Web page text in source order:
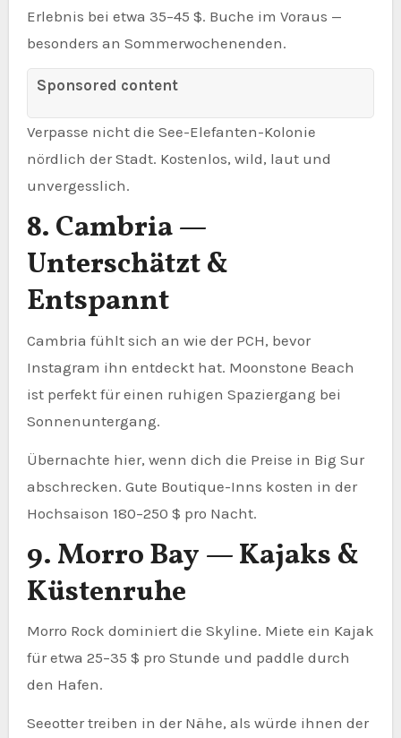
Erlebnis bei etwa 35–45 $. Buche im Voraus —
besonders an Sommerwochenenden.
Sponsored content
Verpasse nicht die See-Elefanten-Kolonie
nördlich der Stadt. Kostenlos, wild, laut und
unvergesslich.
8. Cambria —
Unterschätzt &
Entspannt
Cambria fühlt sich an wie der PCH, bevor
Instagram ihn entdeckt hat. Moonstone Beach
ist perfekt für einen ruhigen Spaziergang bei
Sonnenuntergang.
Übernachte hier, wenn dich die Preise in Big Sur
abschrecken. Gute Boutique-Inns kosten in der
Hochsaison 180–250 $ pro Nacht.
9. Morro Bay — Kajaks &
Küstenruhe
Morro Rock dominiert die Skyline. Miete ein Kajak
für etwa 25–35 $ pro Stunde und paddle durch
den Hafen.
Seeotter treiben in der Nähe, als würde ihnen der